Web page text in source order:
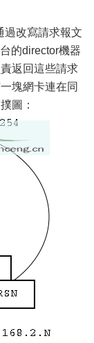
過改寫請求報文
的director機器
返回這些請求
塊網卡連在同
圖：